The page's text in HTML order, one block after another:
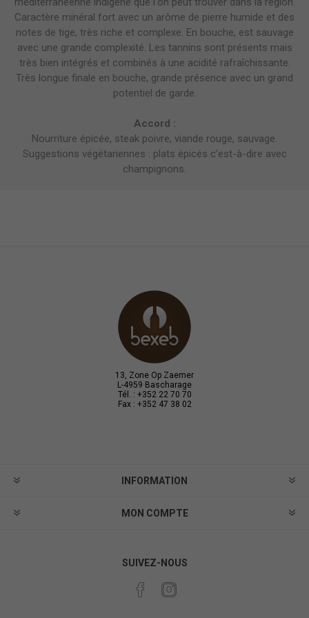
Caractère minéral fort avec un arôme de pierre humide et des
notes de tige, très riche et complexe. En bouche, est sauvage
avec une grande complexité. Les tannins sont présents mais
très bien intégrés et combinés à une acidité rafraîchissante.
Très longue finale en bouche, grande présence avec un grand
potentiel de garde.
Accord :
Nourriture épicée, steak poivre, viande rouge, sauvage.
Suggestions végétariennes : plats épicés c'est-à-dire avec
champignons.
13, Zone Op Zaemer
L-4959 Bascharage
Tél. : +352 22 70 70
Fax : +352 47 38 02
INFORMATION
MON COMPTE
SUIVEZ-NOUS